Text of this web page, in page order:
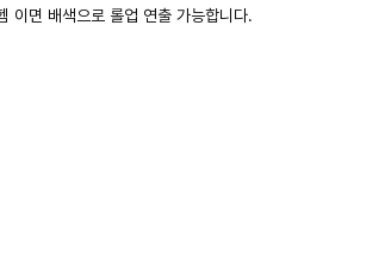
이면 배색으로 롤업 연출 가능합니다.